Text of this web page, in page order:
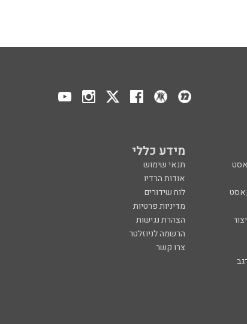
מידע כללי
תנאי שימוש
אודות הרדיו
לוח שידורים
מדיניות פרטיות
הצהרת נגישות
הרשמה לניוזלטר
צרו קשר